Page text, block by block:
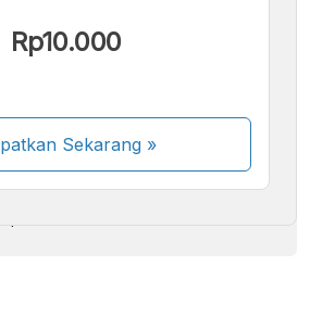
Rp10.000
Sekarang»
pembayaran berikut:
pembayaran masih dalam